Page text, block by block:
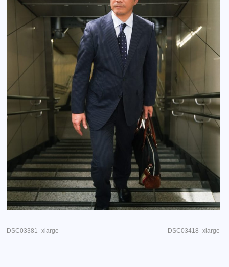
DSC03381_xlarge DSC03418_xlarge